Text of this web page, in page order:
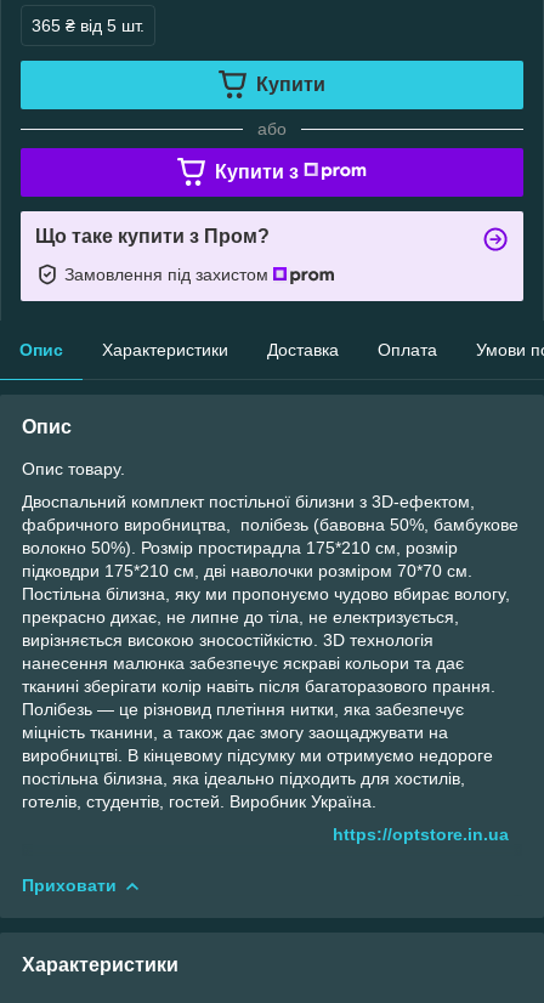
365 ₴ від 5 шт.
Купити
або
Купити з
Що таке купити з Пром?
Замовлення під захистом
Опис Характеристики Доставка Оплата Умови
Опис
Опис товару.
Двоспальний комплект постільної білизни з 3D-ефектом,
фабричного виробництва, полібезь (бавовна 50%, бамбукове
волокно 50%). Розмір простирадла 175*210 см, розмір
підковдри 175*210 см, дві наволочки розміром 70*70 см.
Постільна білизна, яку ми пропонуємо чудово вбирає вологу,
прекрасно дихає, не липне до тіла, не електризується,
вирізняється високою зносостійкістю. 3D технологія
нанесення малюнка забезпечує яскраві кольори та дає
тканині зберігати колір навіть після багаторазового прання.
Полібезь — це різновид плетіння нитки, яка забезпечує
міцність тканини, а також дає змогу заощаджувати на
виробництві. В кінцевому підсумку ми отримуємо недороге
постільна білизна, яка ідеально підходить для хостилів,
готелів, студентів, гостей. Виробник Україна.
https://optstore.in.ua
Приховати
Характеристики